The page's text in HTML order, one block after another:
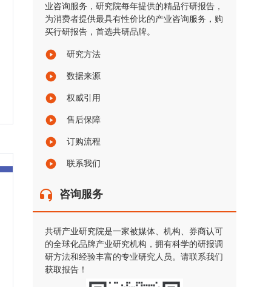
业咨询服务，研究院每年提供的精品行研报告，
为消费者提供最具有性价比的产业咨询服务，购
买行研报告，首选共研品牌。
研究方法
数据来源
权威引用
售后保障
订购流程
联系我们
咨询服务
共研产业研究院是一家被媒体、机构、券商认可
的全球化品牌产业研究机构，拥有科学的研报调
研方法和经验丰富的专业研究人员。请联系我们
获取报告！